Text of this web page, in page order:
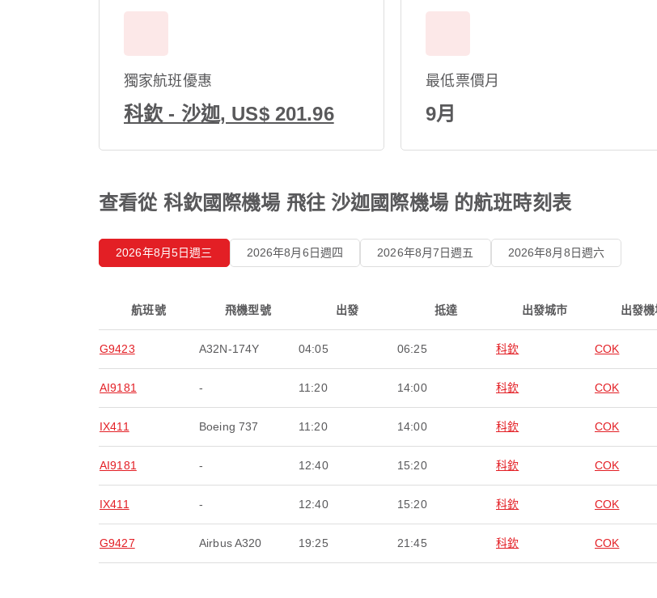
獨家航班優惠
科欽 - 沙迦, US$ 201.96
最低票價月
9月
查看從 科欽國際機場 飛往 沙迦國際機場 的航班時刻表
2026年8月5日週三 2026年8月6日週四 2026年8月7日週五 2026年8月8日週六
航班號 飛機型號 出發 抵達 出發城市 出發機
G9423 A32N-174Y 04:05 06:25 科欽 COK
AI9181 - 11:20 14:00 科欽 COK
IX411 Boeing 737 11:20 14:00 科欽 COK
AI9181 - 12:40 15:20 科欽 COK
IX411 - 12:40 15:20 科欽 COK
G9427 Airbus A320 19:25 21:45 科欽 COK